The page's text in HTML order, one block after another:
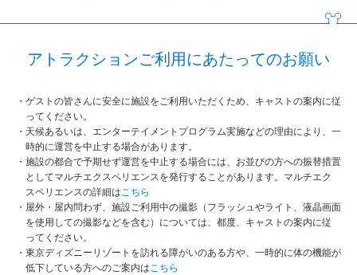
アトラクションご利用にあたってのお願い
ゲストの皆さんに安全に施設をご利用いただくため、キャストの案内に従
ってください。
天候あるいは、エンターテイメントプログラム実施などの理由により、一
時的に運営を中止する場合があります。
施設の都合で予期せず運営を中止する場合には、お並びの方への振替措置
としてマルチエクスペリエンスを発行することがあります。マルチエク
スペリエンスの詳細は こちら
屋外・屋内問わず、施設ご利用中の撮影（フラッシュやライト、液晶画面
を使用しての撮影などを含む）については、都度、キャストの案内に従
ってください。
東京ディズニーリゾートを訪れる障がいのある方や、一時的に体の機能が
低下している方へのご案内は こちら